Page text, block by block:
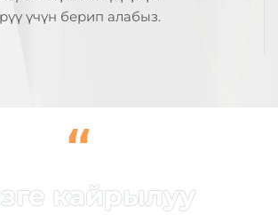
үчүн берип алабыз.
“